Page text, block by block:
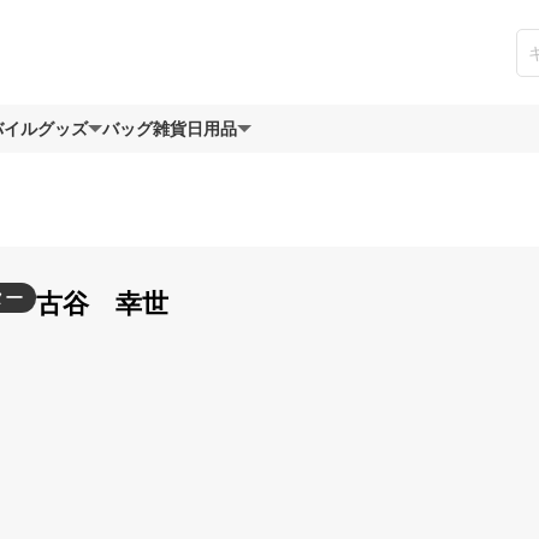
ルグッズ バッグ雑貨日用品
ー 古谷 幸世